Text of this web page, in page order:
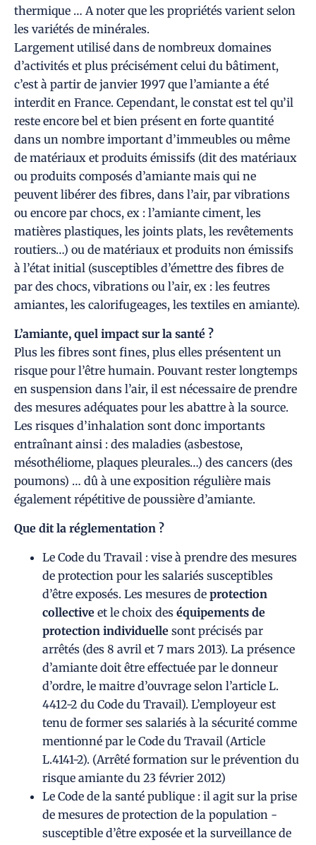
thermique … A noter que les propriétés varient selon
les variétés de minérales.
Largement utilisé dans de nombreux domaines
d’activités et plus précisément celui du bâtiment,
c’est à partir de janvier 1997 que l’amiante a été
interdit en France. Cependant, le constat est tel qu’il
reste encore bel et bien présent en forte quantité
dans un nombre important d’immeubles ou même
de matériaux et produits émissifs (dit des matériaux
ou produits composés d’amiante mais qui ne
peuvent libérer des fibres, dans l’air, par vibrations
ou encore par chocs, ex : l’amiante ciment, les
matières plastiques, les joints plats, les revêtements
routiers…) ou de matériaux et produits non émissifs
à l’état initial (susceptibles d’émettre des fibres de
par des chocs, vibrations ou l’air, ex : les feutres
amiantes, les calorifugeages, les textiles en amiante).
L’amiante, quel impact sur la santé ?
Plus les fibres sont fines, plus elles présentent un
risque pour l’être humain. Pouvant rester longtemps
en suspension dans l’air, il est nécessaire de prendre
des mesures adéquates pour les abattre à la source.
Les risques d’inhalation sont donc importants
entraînant ainsi : des maladies (asbestose,
mésothéliome, plaques pleurales…) des cancers (des
poumons) … dû à une exposition régulière mais
également répétitive de poussière d’amiante.
Que dit la réglementation ?
Le Code du Travail : vise à prendre des mesures
de protection pour les salariés susceptibles
d’être exposés. Les mesures de protection
collective et le choix des équipements de
protection individuelle sont précisés par
arrêtés (des 8 avril et 7 mars 2013). La présence
d’amiante doit être effectuée par le donneur
d’ordre, le maitre d’ouvrage selon l’article L.
4412-2 du Code du Travail). L’employeur est
tenu de former ses salariés à la sécurité comme
mentionné par le Code du Travail (Article
L.4141-2). (Arrêté formation sur le prévention du
risque amiante du 23 février 2012)
Le Code de la santé publique : il agit sur la prise
de mesures de protection de la population -
susceptible d’être exposée et la surveillance de